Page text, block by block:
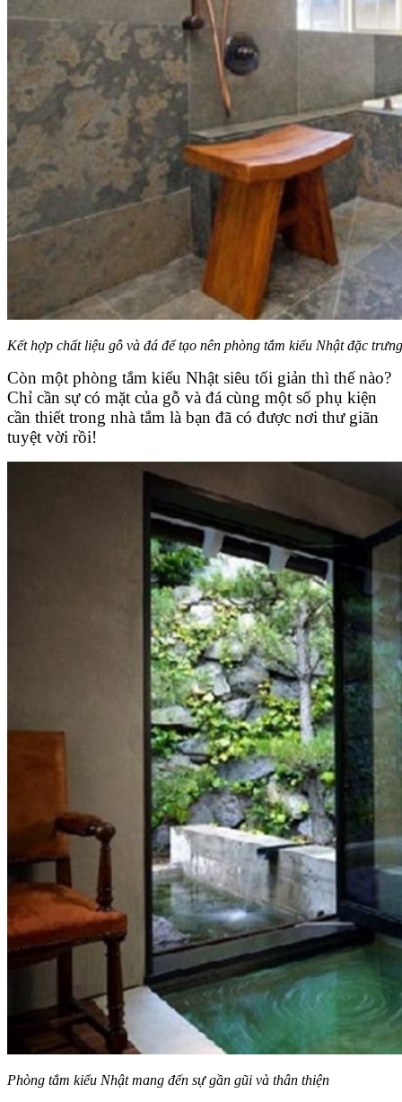
Kết hợp chất liệu gỗ và đá để tạo nên phòng tắm kiểu Nhật đặc trưng
Còn một phòng tắm kiểu Nhật siêu tối giản thì thế nào?
Chỉ cần sự có mặt của gỗ và đá cùng một số phụ kiện
cần thiết trong nhà tắm là bạn đã có được nơi thư giãn
tuyệt vời rồi!
Phòng tắm kiểu Nhật mang đến sự gần gũi và thân thiện